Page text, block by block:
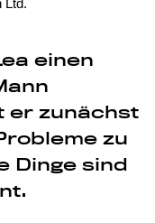
Ltd.
einen
er zunächst
zu
Dinge sind